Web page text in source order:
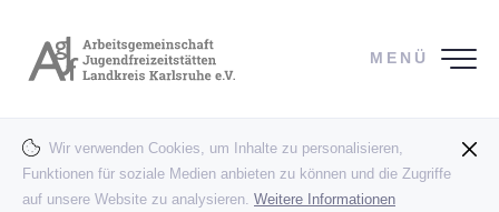
MENÜ
Wir verwenden Cookies, um Inhalte zu personalisieren,
Funktionen für soziale Medien anbieten zu können und die Zugriffe
auf unsere Website zu analysieren. Weitere Informationen